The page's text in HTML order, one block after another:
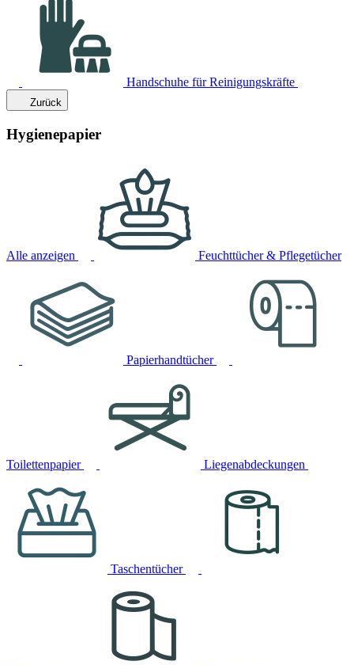
Handschuhe für Reinigungskräfte
Zurück
Hygienepapier
Alle anzeigen Feuchttücher & Pflegetücher
Papierhandtücher
Toilettenpapier Liegenabdeckungen
Taschentücher